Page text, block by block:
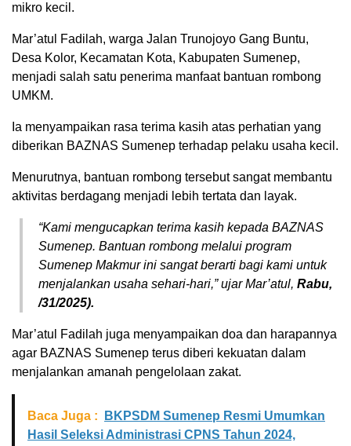
mikro kecil.
Mar’atul Fadilah, warga Jalan Trunojoyo Gang Buntu,
Desa Kolor, Kecamatan Kota, Kabupaten Sumenep,
menjadi salah satu penerima manfaat bantuan rombong
UMKM.
Ia menyampaikan rasa terima kasih atas perhatian yang
diberikan BAZNAS Sumenep terhadap pelaku usaha kecil.
Menurutnya, bantuan rombong tersebut sangat membantu
aktivitas berdagang menjadi lebih tertata dan layak.
“Kami mengucapkan terima kasih kepada BAZNAS
Sumenep. Bantuan rombong melalui program
Sumenep Makmur ini sangat berarti bagi kami untuk
menjalankan usaha sehari-hari,” ujar Mar’atul, Rabu,
/31/2025).
Mar’atul Fadilah juga menyampaikan doa dan harapannya
agar BAZNAS Sumenep terus diberi kekuatan dalam
menjalankan amanah pengelolaan zakat.
Baca Juga :
BKPSDM Sumenep Resmi Umumkan
Hasil Seleksi Administrasi CPNS Tahun 2024,